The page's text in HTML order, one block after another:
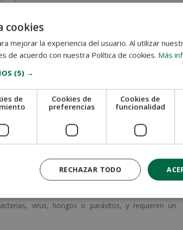
medicina general, seguida de una especialización
entre ellas:
peelings, control de lunares, eliminación de lesiones
de la piel?
virus, hongos o parásitos, y requieren un
cookies
mejorar la experiencia del usuario. Al utilizar
de acuerdo con nuestra Política de cookies. Más
(5) →
de
Cookies de
preferencias
Cookies de
funcionalidad
RECHAZAR TODO